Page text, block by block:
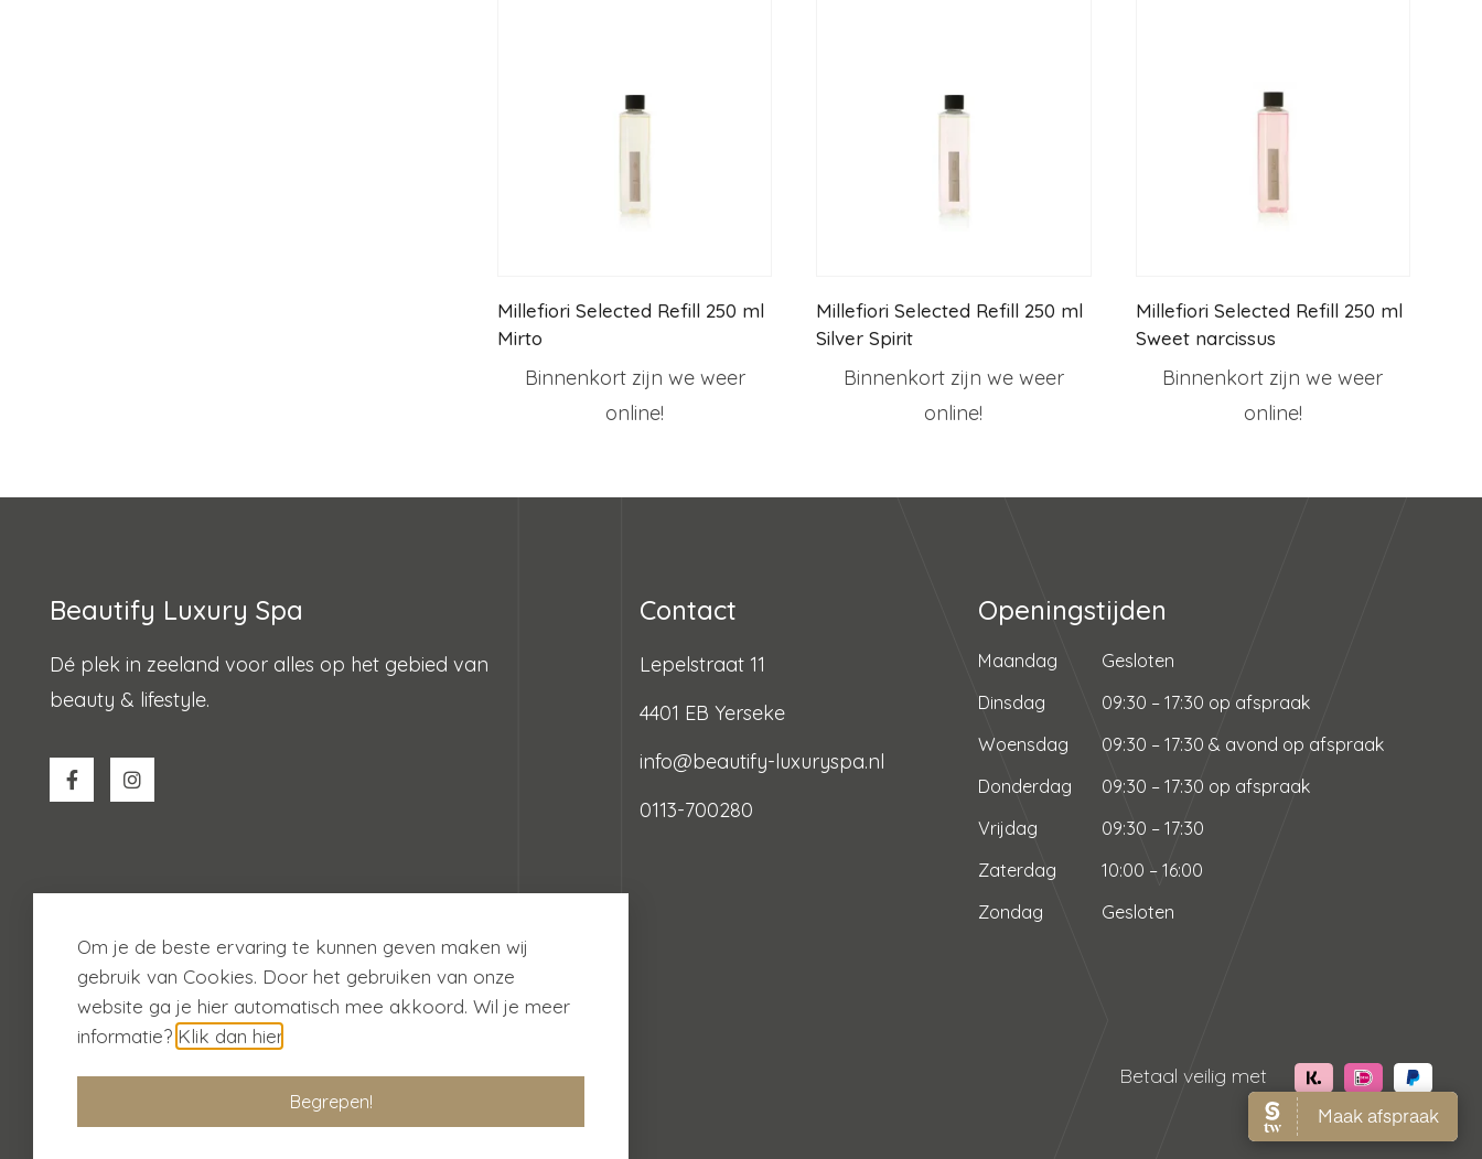
Millefiori Selected Refill 250 ml
Mirto
Binnenkort zijn we weer
online!
Millefiori Selected Refill 250 ml
Silver Spirit
Binnenkort zijn we weer
online!
Millefiori Selected Refill 250 ml
Sweet narcissus
Binnenkort zijn we weer
online!
Beautify Luxury Spa
Dé plek in zeeland voor alles op het gebied van
beauty & lifestyle.
Contact
Lepelstraat 11
4401 EB Yerseke
info@beautify-luxuryspa.nl
0113-700280
Openingstijden
Maandag
Gesloten
Dinsdag
09:30 – 17:30 op afspraak
Woensdag
09:30 – 17:30 & avond op afspraak
Donderdag
09:30 – 17:30 op afspraak
Vrijdag
09:30 – 17:30
Zaterdag
10:00 – 16:00
Zondag
Gesloten
© 2026 Beautify
Betaal veilig met
Om je de beste ervaring te kunnen geven maken wij
gebruik van Cookies. Door het gebruiken van onze
website ga je hier automatisch mee akkoord. Wil je meer
informatie? Klik dan hier
Begrepen!